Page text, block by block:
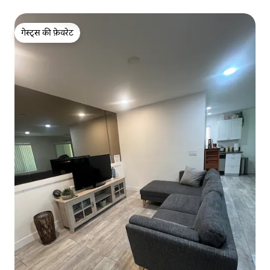
गेस्ट्स की फ़ेवरेट
गेस्ट्स की फ़ेवरेट